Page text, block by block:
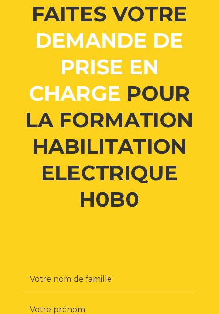
FAITES VOTRE
DEMANDE DE
PRISE EN
CHARGE POUR
LA FORMATION
HABILITATION
ELECTRIQUE
H0B0